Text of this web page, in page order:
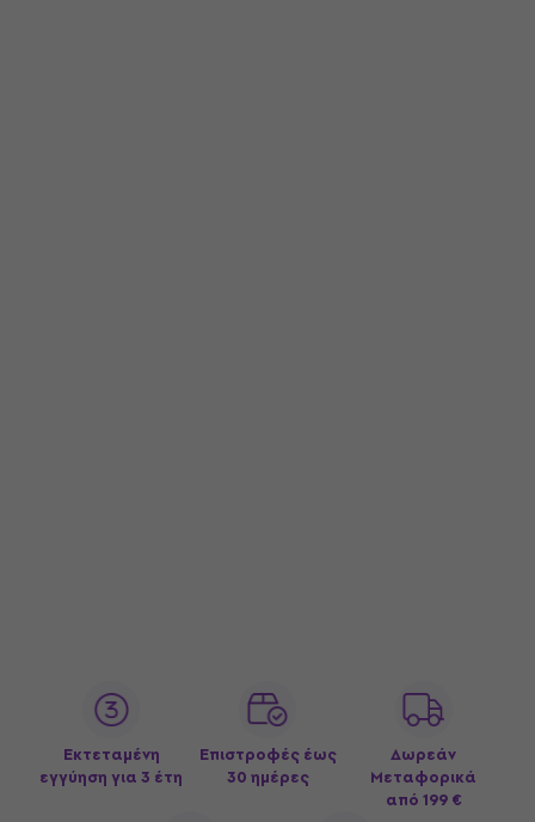
Εκτεταμένη
εγγύηση για 3 έτη
Επιστροφές έως
30 ημέρες
Δωρεάν
Μεταφορικά
από 199 €